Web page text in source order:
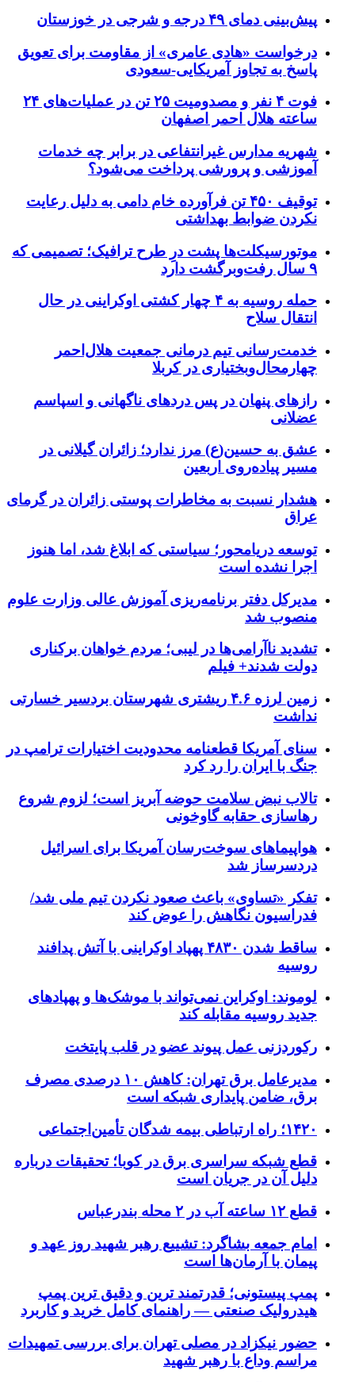
پیش‌بینی دمای ۴۹ درجه و شرجی در خوزستان
درخواست «هادی عامری» از مقاومت برای تعویق
پاسخ به تجاوز آمریکایی-سعودی
فوت ۴ نفر و مصدومیت ۲۵ تن در عملیات‌های ۲۴
ساعته هلال احمر اصفهان
شهریه مدارس غیرانتفاعی در برابر چه خدمات
آموزشی و پرورشی پرداخت می‌شود؟
توقیف ۴۵۰ تن فرآورده خام دامی به دلیل رعایت
نکردن ضوابط بهداشتی
موتورسیکلت‌ها پشت درِ طرح ترافیک؛ تصمیمی که
۹ سال رفت‌وبرگشت دارد
حمله روسیه به ۴ چهار کشتی اوکراینی در حال
انتقال سلاح
خدمت‌رسانی تیم درمانی جمعیت هلال‌احمر
چهارمحال‌وبختیاری در کربلا
رازهای پنهان در پس دردهای ناگهانی و اسپاسم
عضلانی
عشق به حسین(ع) مرز ندارد؛ زائران گیلانی در
مسیر پیاده‌روی اربعین
هشدار نسبت به مخاطرات پوستی زائران در گرمای
عراق
توسعه دریامحور؛ سیاستی که ابلاغ شد، اما هنوز
اجرا نشده است
مدیرکل دفتر برنامه‌ریزی آموزش عالی وزارت علوم
منصوب شد
تشدید ناآرامی‌ها در لیبی؛ مردم خواهان برکناری
دولت شدند+ فیلم
زمین لرزه ۴.۶ ریشتری شهرستان بردسیر خسارتی
نداشت
سنای آمریکا قطعنامه محدودیت اختیارات ترامپ در
جنگ با ایران را رد کرد
تالاب نبض سلامت حوضه آبریز است؛ لزوم شروع
رهاسازی حقابه گاوخونی
هواپیماهای سوخت‌رسان آمریکا برای اسرائیل
دردسرساز شد
تفکر «تساوی» باعث صعود نکردن تیم ملی شد/
فدراسیون نگاهش را عوض کند
ساقط شدن ۴۸۳۰ پهپاد اوکراینی با آتش پدافند
روسیه
لوموند: اوکراین نمی‌تواند با موشک‌ها و پهپادهای
جدید روسیه مقابله کند
رکوردزنی عمل پیوند عضو در قلب پایتخت
مدیرعامل برق تهران: کاهش ۱۰ درصدی مصرف
برق، ضامن پایداری شبکه است
۱۴۲۰؛ راه ارتباطی بیمه شدگان تأمین‌اجتماعی
قطع شبکه سراسری برق در کوبا؛ تحقیقات درباره
دلیل آن در جریان است
قطع ۱۲ ساعته آب در ۲ محله بندرعباس
امام جمعه بشاگرد: تشییع رهبر شهید روز عهد و
پیمان با آرمان‌ها است
پمپ پیستونی؛ قدرتمند ترین و دقیق‌ ترین پمپ
هیدرولیک صنعتی — راهنمای کامل خرید و کاربرد
حضور نیکزاد در مصلی تهران برای بررسی تمهیدات
مراسم وداع با رهبر شهید